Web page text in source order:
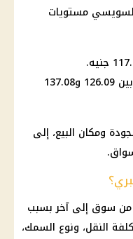
مستويات
سعر كيلو المكرونة السويسي سجل بين 126.09 و137.08
ومكان البيع، إلى
من سوق إلى آخر بسبب
النقل، ونوع السمك،